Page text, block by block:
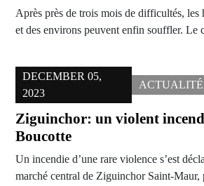
Après près de trois mois de difficultés, les
et des environs peuvent enfin souffler.
DECEMBER 05,
2023
ACTUALITÉ
Ziguinchor: un violent
Boucotte
Un incendie d’une rare violence s’est
marché central de Ziguinchor Saint-Maur,